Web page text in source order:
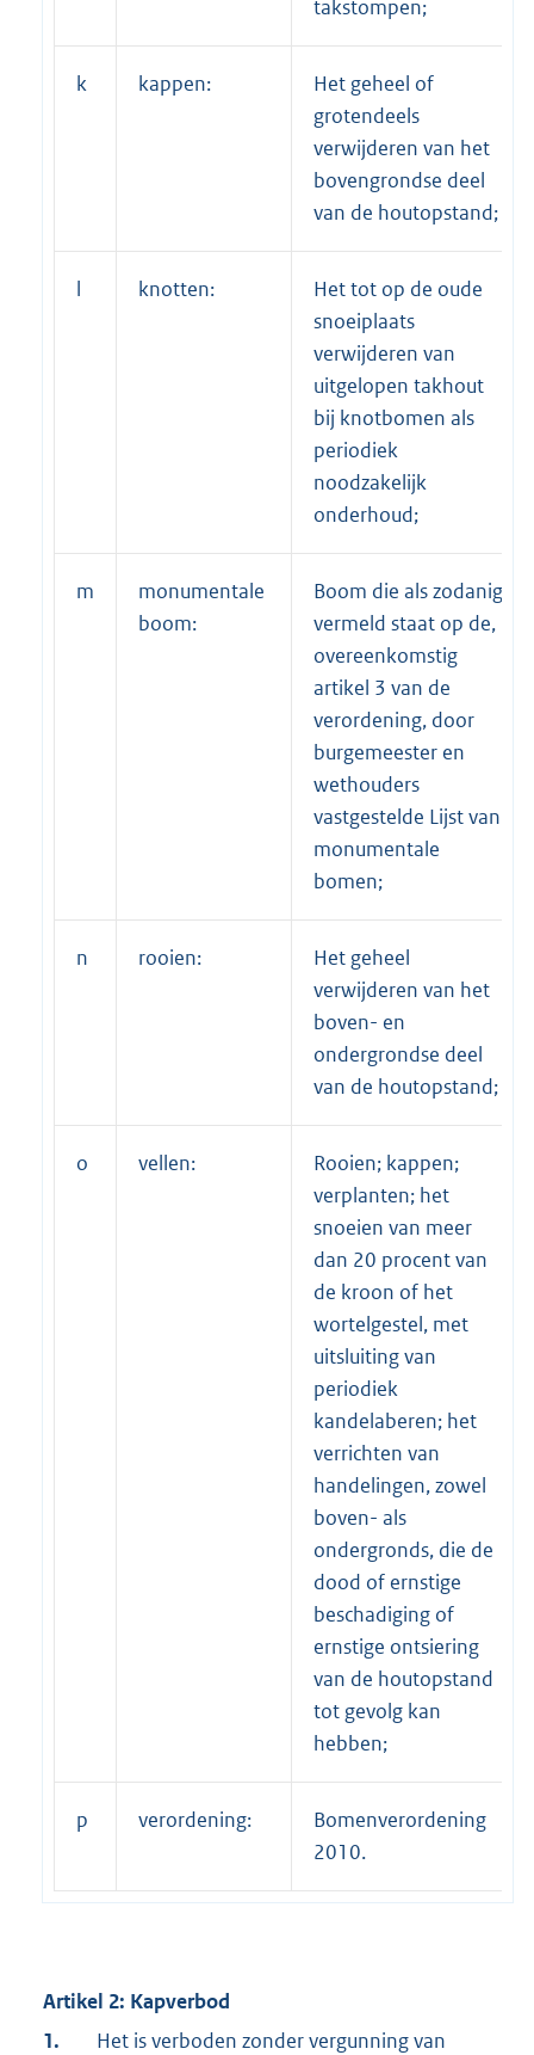
takstompen;
k kappen:
Het geheel of
grotendeels
verwijderen van het
bovengrondse deel
van de houtopstand;
l knotten:
Het tot op de oude
snoeiplaats
verwijderen van
uitgelopen takhout
bij knotbomen als
periodiek
noodzakelijk
onderhoud;
m
monumentale
boom:
Boom die als zodanig
vermeld staat op de,
overeenkomstig
artikel 3 van de
verordening, door
burgemeester en
wethouders
vastgestelde Lijst van
monumentale
bomen;
n rooien:
Het geheel
verwijderen van het
boven- en
ondergrondse deel
van de houtopstand;
o vellen:
Rooien; kappen;
verplanten; het
snoeien van meer
dan 20 procent van
de kroon of het
wortelgestel, met
uitsluiting van
periodiek
kandelaberen; het
verrichten van
handelingen, zowel
boven- als
ondergronds, die de
dood of ernstige
beschadiging of
ernstige ontsiering
van de houtopstand
tot gevolg kan
hebben;
p verordening:
Bomenverordening
2010.
Artikel 2: Kapverbod
1.
Het is verboden zonder vergunning van